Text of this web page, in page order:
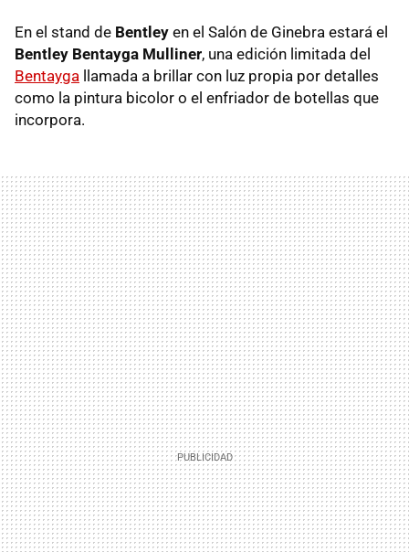
En el stand de Bentley en el Salón de Ginebra estará el
Bentley Bentayga Mulliner, una edición limitada del
Bentayga llamada a brillar con luz propia por detalles
como la pintura bicolor o el enfriador de botellas que
incorpora.